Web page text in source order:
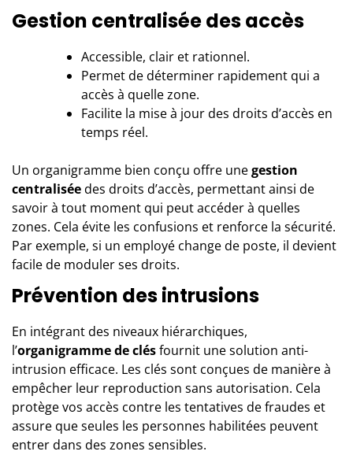
Gestion centraliséedes accès
Accessible, clair et rationnel.
Permet de déterminer rapidement qui a
accès à quelle zone.
Facilite la mise à jour des droits d’accès en
temps réel.
Un organigramme bien conçu offre unegestion
centraliséedes droits d’accès, permettant ainsi de
savoir à tout moment qui peut accéder à quelles
zones. Cela évite les confusions et renforce la sécurité.
Par exemple, si un employé change de poste, il devient
facile de moduler ses droits.
Prévention des intrusions
En intégrant des niveaux hiérarchiques,
l’organigramme de clésfournit une solution anti-
intrusion efficace. Les clés sont conçues de manière à
empêcher leur reproduction sans autorisation. Cela
protège vos accès contre les tentatives de fraudes et
assure que seules les personnes habilitées peuvent
entrer dans des zones sensibles.